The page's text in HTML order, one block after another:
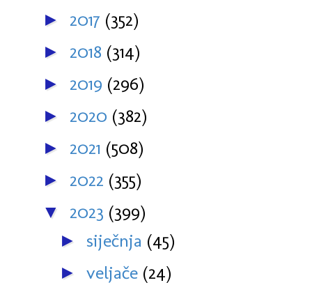
► 2017 (352)
► 2018 (314)
► 2019 (296)
► 2020 (382)
► 2021 (508)
► 2022 (355)
▼ 2023 (399)
► siječnja (45)
► veljače (24)